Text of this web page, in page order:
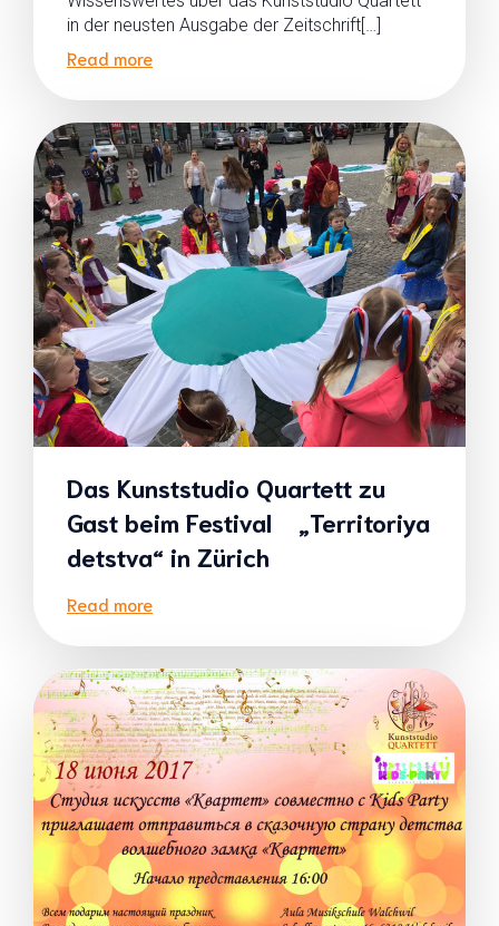
in der neusten Ausgabe der Zeitschrift[…]
Read more
Das Kunststudio Quartett zu
Gast beim Festival „Territoriya
detstva“ in Zürich
Read more